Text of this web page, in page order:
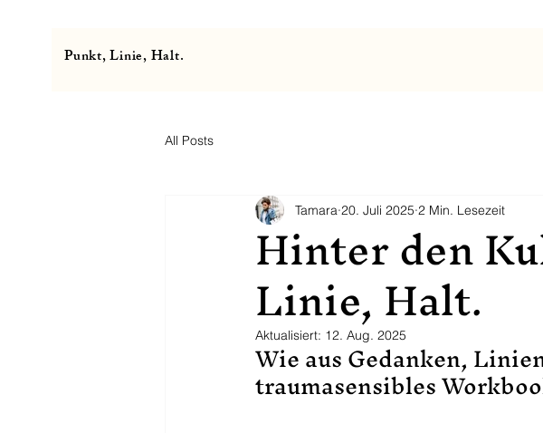
Punkt, Linie, Halt.
All Posts
Hinter den
Linie, Halt.
Tamara 20. Juli 2025 2 Min. Lesezeit
Aktualisiert: 12. Aug. 2025
Wie aus Gedanken,
traumasensibles